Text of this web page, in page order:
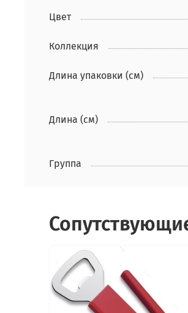
Цвет
Коллекция
Длина упаковки (см)
Длина (см)
Группа